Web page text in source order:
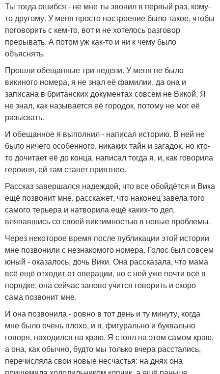
Ты тогда ошибся - не мне ты звонил в первый раз, кому-
то другому. У меня просто настроение было такое, чтобы
поговорить с кем-то, вот и не хотелось разговор
прерывать. А потом уж как-то и ни к чему было
объяснять.
Прошли обещанные три недели. У меня не было
викиного номера, я не знал её фамилии, да она и
записана в британских документах совсем не Викой. Я
не знал, как называется её городок, потому не мог её
разыскать.
И обещанное я выполнил - написал историю. В ней не
было ничего особенного, никаких тайн и загадок, но кто-
то дочитает её до конца, написал тогда я, и, как говорила
героиня, ей там станет приятнее.
Рассказ завершался надеждой, что все обойдётся и Вика
ещё позвонит мне, расскажет, что наконец завела того
самого терьера и натворила ещё каких-то дел,
вляпавшись со своей виктимностью в новые проблемы.
Через некоторое время после публикации этой истории
мне позвонили с незнакомого номера. Голос был совсем
юный - оказалось, дочь Вики. Она рассказала, что мама
всё ещё отходит от операции, но с ней уже почти всё в
порядке, она сейчас заново учится говорить и скоро
сама позвонит мне.
И она позвонила - ровно в тот день и ту минуту, когда
мне было очень плохо, и я, фигурально и буквально
говоря, находился на краю. Я стоял на этом самом краю,
а она, как обычно, будто мы только вчера расстались,
перечисляла свои новые несчастья: на днях она